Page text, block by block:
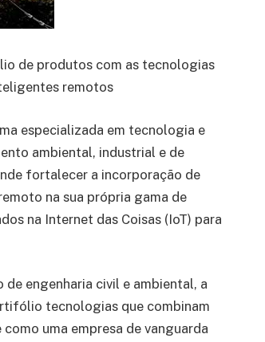
de produtos com as tecnologias
remotos
especializada em tecnologia e
ambiental, industrial e de
fortalecer a incorporação de
na sua própria gama de
na Internet das Coisas (IoT) para
engenharia civil e ambiental, a
tecnologias que combinam
uma empresa de vanguarda